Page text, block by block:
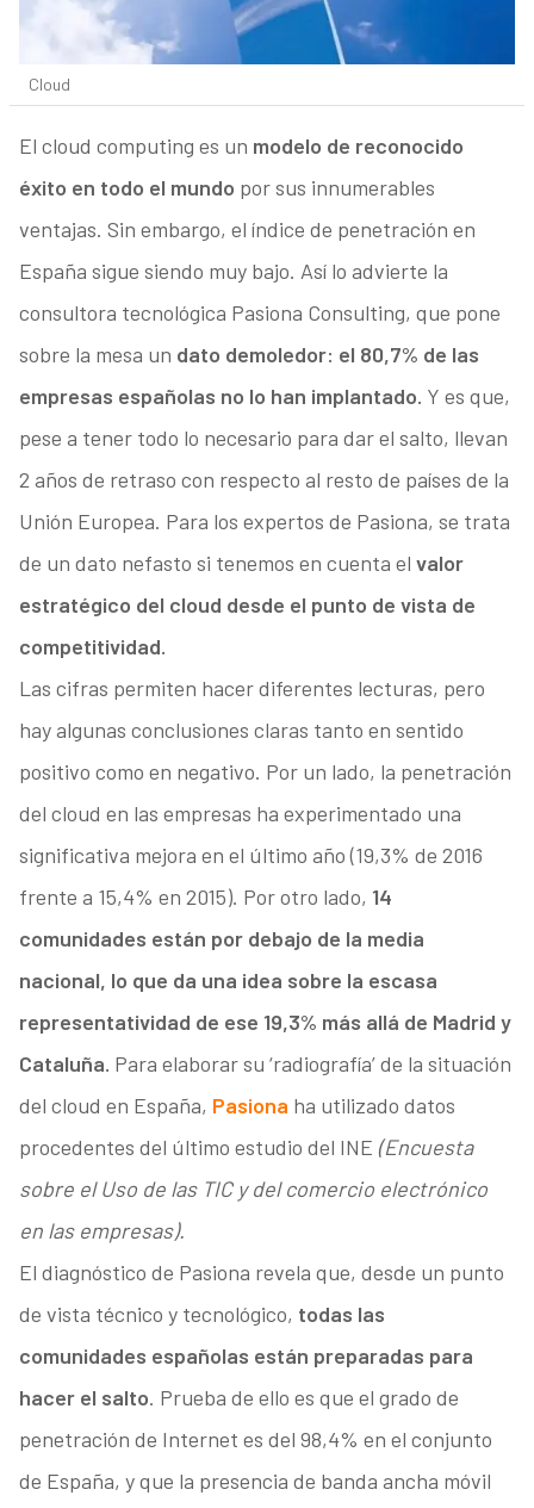
Cloud
El cloud computing es un modelo de reconocido
éxito en todo el mundo por sus innumerables
ventajas. Sin embargo, el índice de penetración en
España sigue siendo muy bajo. Así lo advierte la
consultora tecnológica Pasiona Consulting, que pone
sobre la mesa un dato demoledor: el 80,7% de las
empresas españolas no lo han implantado. Y es que,
pese a tener todo lo necesario para dar el salto, llevan
2 años de retraso con respecto al resto de países de la
Unión Europea. Para los expertos de Pasiona, se trata
de un dato nefasto si tenemos en cuenta el valor
estratégico del cloud desde el punto de vista de
competitividad.
Las cifras permiten hacer diferentes lecturas, pero
hay algunas conclusiones claras tanto en sentido
positivo como en negativo. Por un lado, la penetración
del cloud en las empresas ha experimentado una
significativa mejora en el último año (19,3% de 2016
frente a 15,4% en 2015). Por otro lado, 14
comunidades están por debajo de la media
nacional, lo que da una idea sobre la escasa
representatividad de ese 19,3% más allá de Madrid y
Cataluña. Para elaborar su ‘radiografía’ de la situación
del cloud en España, Pasiona ha utilizado datos
procedentes del último estudio del INE (Encuesta
sobre el Uso de las TIC y del comercio electrónico
en las empresas).
El diagnóstico de Pasiona revela que, desde un punto
de vista técnico y tecnológico, todas las
comunidades españolas están preparadas para
hacer el salto. Prueba de ello es que el grado de
penetración de Internet es del 98,4% en el conjunto
de España, y que la presencia de banda ancha móvil